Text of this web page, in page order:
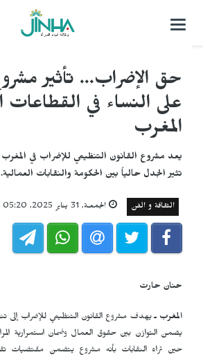
التحكم
حق الإضراب... تأثير
على النساء في القطاعات
المغرب
يعد مشروع القانون التنظيمي للإضراب في المغرب
تثير الجدل حالياً بين الحكومة والنقابات العمالية.
الثقافة و الفن الجمعـة, 31 يناير 2025, 05:20
حنان حارت
المغرب ـيهدف مشروع القانون التنظيمي للإضراب إلى
يضمن التوازن بين حقوق العمال وضمان استمرارية
حين تراه النقابات بأنه مشروع يتضمن مقتضيات